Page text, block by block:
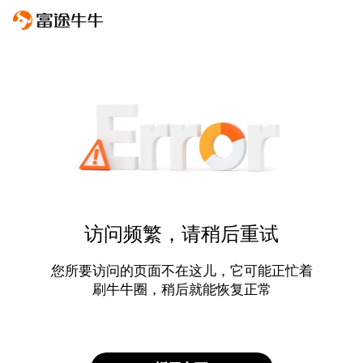
访问频繁，请稍后重试
您所要访问的页面不在这儿，它可能正忙着
刷牛牛圈，稍后就能恢复正常